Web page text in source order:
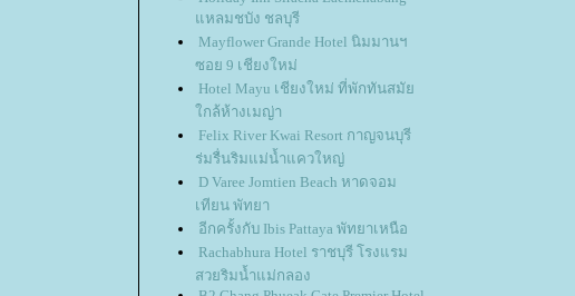
หลมชบัง ชลบุรี
Mayflower Grande Hotel นิมมานฯ
ซอย 9 เชียงใหม่
Hotel Mayu เชียงใหม่ ที่พักทันสมั
กล้ห้างเมญ่า
Felix River Kwai Resort กาญจนบุรี
ร่มรื่นริมแม่น้ำแควใหญ่
D Varee Jomtien Beach หาดจอม
เทียน พัทยา
อีกครั้งกับ Ibis Pattaya พัทยาเหนือ
Rachabhura Hotel ราชบุรี โรงแรม
สวยริมน้ำแม่กลอง